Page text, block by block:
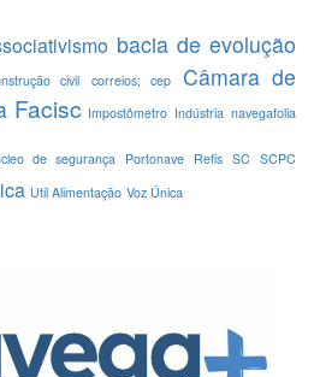
bacia de evolução
civil correios; cep
Câmara de
Facisc Impostômetro Indústria navegafolia
de segurança Portonave Refis SC SCPC
Util Alimentação Voz Única